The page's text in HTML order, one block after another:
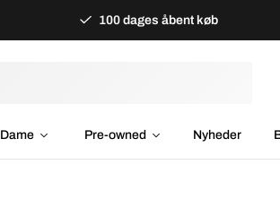
100 dages åbent køb
Dame Pre-owned Nyheder